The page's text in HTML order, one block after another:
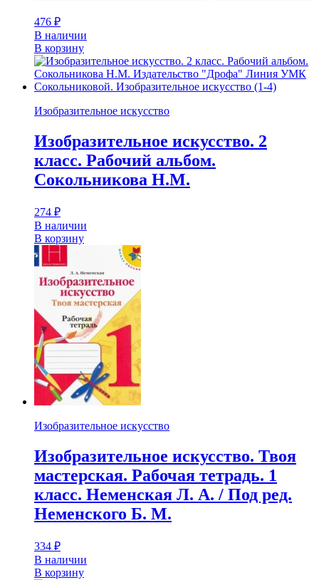
476 ₽
В наличии
В корзину
Изобразительное искусство
Изобразительное искусство. 2
класс. Рабочий альбом.
Сокольникова Н.М.
274 ₽
В наличии
В корзину
Изобразительное искусство
Изобразительное искусство. Твоя
мастерская. Рабочая тетрадь. 1
класс. Неменская Л. А. / Под ред.
Неменского Б. М.
334 ₽
В наличии
В корзину